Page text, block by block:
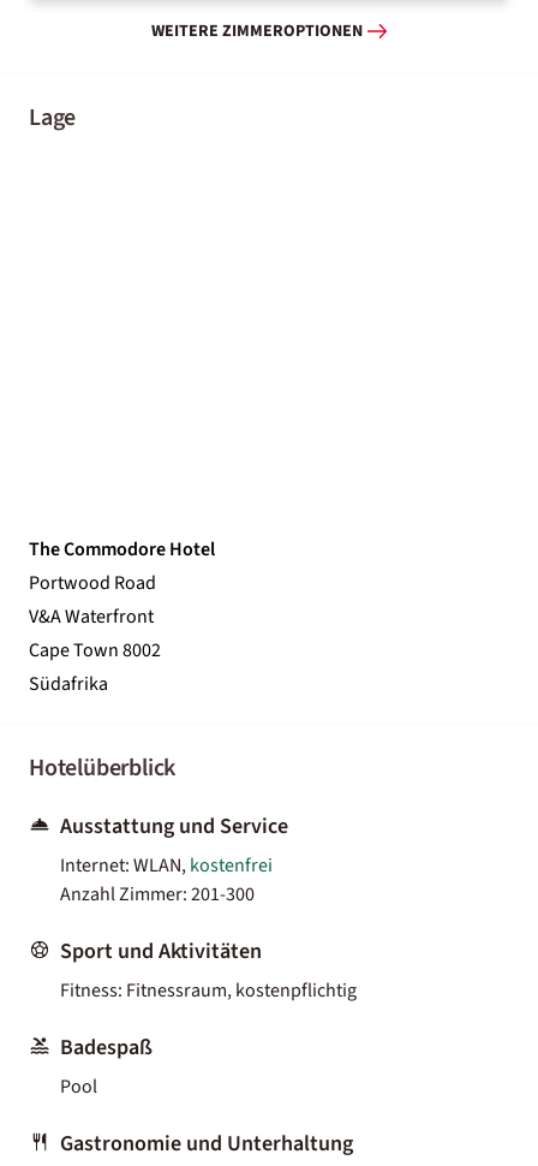
WEITERE ZIMMEROPTIONEN
Lage
The Commodore Hotel
Portwood Road
V&A Waterfront
Cape Town 8002
Südafrika
Hotelüberblick
Ausstattung und Service
Internet: WLAN,kostenfrei
Anzahl Zimmer: 201-300
Sport und Aktivitäten
Fitness: Fitnessraum, kostenpflichtig
Badespaß
Pool
Gastronomie und Unterhaltung